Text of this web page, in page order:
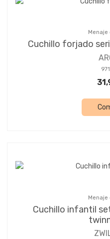
Menaje
Cuchillo forjado
Menaje
Cuchillo infantil